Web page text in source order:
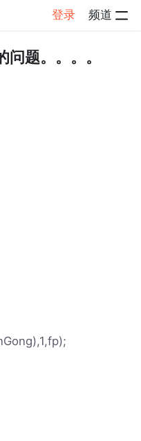
登录 频道
题。。。。